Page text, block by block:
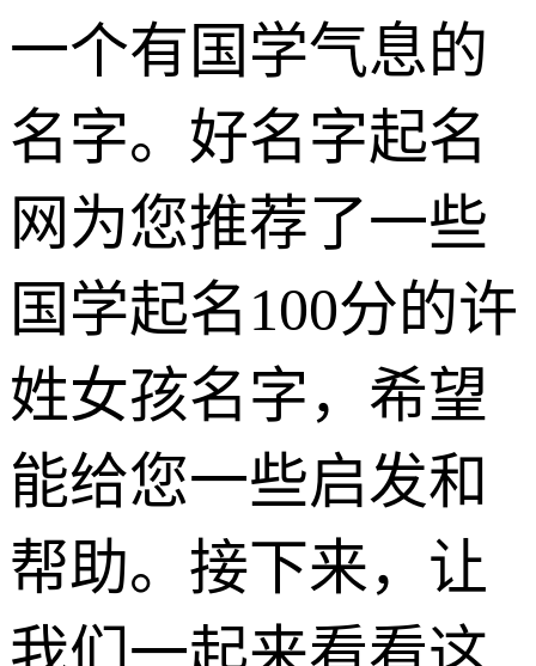
一个有国学气息的
名字。好名字起名
网为您推荐了一些
国学起名100分的许
姓女孩名字，希望
能给您一些启发和
帮助。接下来，让